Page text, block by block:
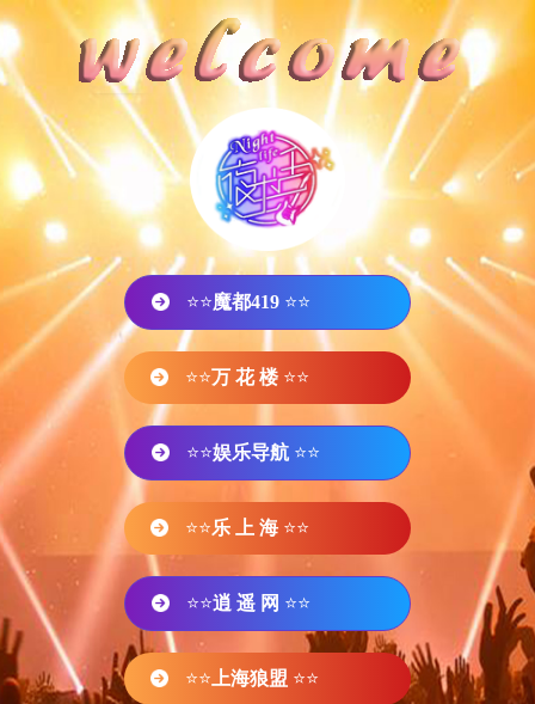
⭐⭐魔都419 ⭐⭐
⭐⭐万 花 楼 ⭐⭐
⭐⭐娱乐导航 ⭐⭐
⭐⭐乐 上 海 ⭐⭐
⭐⭐逍 遥 网 ⭐⭐
⭐⭐ 上海狼盟 ⭐⭐